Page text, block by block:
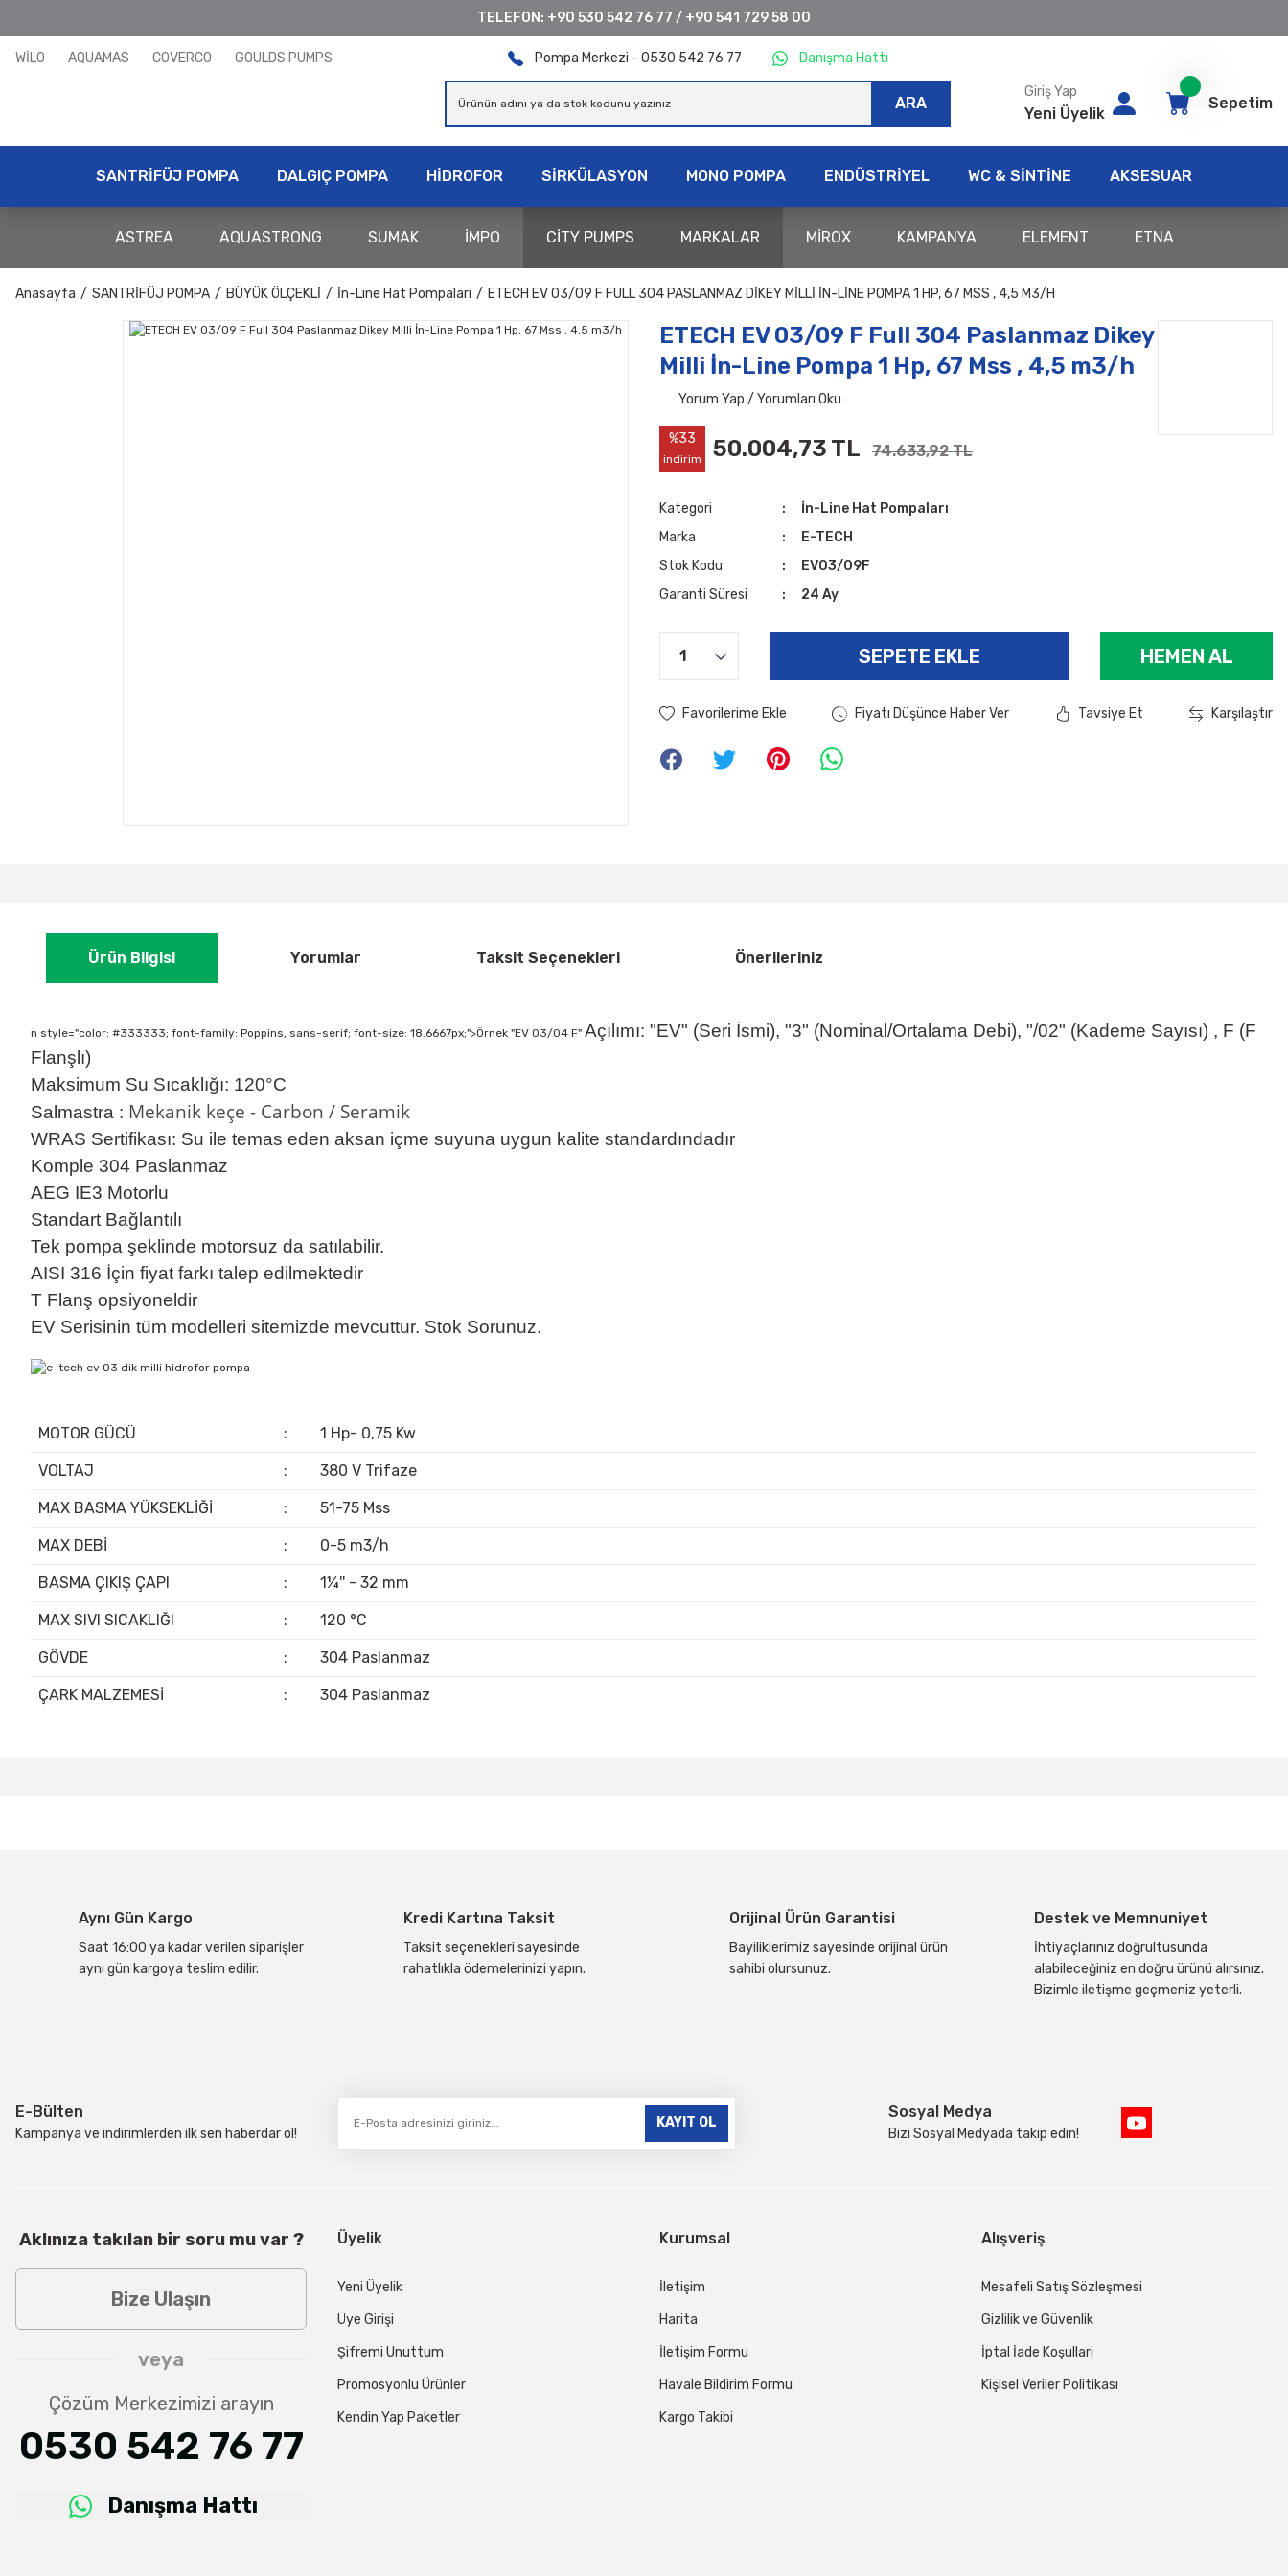
TELEFON: +90 530 542 76 77 / +90 541 729 58 00
WİLO AQUAMAS COVERCO GOULDS PUMPS Pompa Merkezi - 0530 542 76 77 Danışma Hattı
ARA
Giriş Yap
Yeni Üyelik
Sepetim
SANTRİFÜJ POMPA DALGIÇ POMPA HİDROFOR SİRKÜLASYON MONO POMPA ENDÜSTRİYEL WC & SİNTİNE AKSESUAR
ASTREA AQUASTRONG SUMAK İMPO CİTY PUMPS MARKALAR MİROX KAMPANYA ELEMENT ETNA
Anasayfa SANTRİFÜJ POMPA BÜYÜK ÖLÇEKLİ İn-Line Hat Pompaları ETECH EV 03/09 F FULL 304 PASLANMAZ DIKEY MILLI İN-LINE POMPA 1 HP, 67 MSS , 4,5 M3/H
ETECH EV 03/09 F Full 304 Paslanmaz Dikey
Milli İn-Line Pompa 1 Hp, 67 Mss , 4,5 m3/h
Yorum Yap / Yorumları Oku
%33
indirim 50.004,73 TL 74.633,92 TL
Kategori
İn-Line Hat Pompaları
Marka
E-TECH
Stok Kodu
EV03/09F
Garanti Süresi
24 Ay
SEPETE EKLE HEMEN AL
Fiyatı Düşünce Haber Ver Tavsiye Et Karşılaştır
Ürün Bilgisi Yorumlar Taksit Seçenekleri Önerileriniz
n style="color: #333333; font-family: Poppins, sans-serif; font-size: 18.6667px;">Örnek "EV 03/04 F" Açılımı: "EV" (Seri İsmi), "3" (Nominal/Ortalama Debi), "/02" (Kademe Sayısı) , F (F
Flanşlı)
Maksimum Su Sıcaklığı: 120°C
Salmastra : Mekanik keçe - Carbon / Seramik
WRAS Sertifikası: Su ile temas eden aksan içme suyuna uygun kalite standardındadır
Komple 304 Paslanmaz
AEG IE3 Motorlu
Standart Bağlantılı
Tek pompa şeklinde motorsuz da satılabilir.
AISI 316 İçin fiyat farkı talep edilmektedir
T Flanş opsiyoneldir
EV Serisinin tüm modelleri sitemizde mevcuttur. Stok Sorunuz.
MOTOR GÜCÜ : 1 Hp- 0,75 Kw
VOLTAJ : 380 V Trifaze
MAX BASMA YÜKSEKLİĞİ : 51-75 Mss
MAX DEBİ : 0-5 m3/h
BASMA ÇIKIŞ ÇAPI : 1¼'' - 32 mm
MAX SIVI SICAKLIĞI : 120 °C
GÖVDE : 304 Paslanmaz
ÇARK MALZEMESİ : 304 Paslanmaz
Ürün fiyatı diğer sitelerden daha pahalı.
Bu ürüne benzer farklı alternatifler olmalı.
Aynı Gün Kargo
Saat 16:00 ya kadar verilen siparişler
aynı gün kargoya teslim edilir.
Kredi Kartına Taksit
Taksit seçenekleri sayesinde
rahatlıkla ödemelerinizi yapın.
Orijinal Ürün Garantisi
Bayiliklerimiz sayesinde orijinal ürün
sahibi olursunuz.
Destek ve Memnuniyet
İhtiyaçlarınız doğrultusunda
alabileceğiniz en doğru ürünü alırsınız.
Bizimle iletişme geçmeniz yeterli.
E-Bülten
Kampanya ve indirimlerden ilk sen haberdar ol!
KAYIT OL
Sosyal Medya
Bizi Sosyal Medyada takip edin!
Aklınıza takılan bir soru mu var ?
Bize Ulaşın
veya
Çözüm Merkezimizi arayın
0530 542 76 77
Danışma Hattı
Üyelik
Yeni Üyelik
Üye Girişi
Şifremi Unuttum
Promosyonlu Ürünler
Kendin Yap Paketler
Kurumsal
İletişim
Harita
İletişim Formu
Havale Bildirim Formu
Kargo Takibi
Alışveriş
Mesafeli Satış Sözleşmesi
Gizlilik ve Güvenlik
İptal İade Koşullari
Kişisel Veriler Politikası